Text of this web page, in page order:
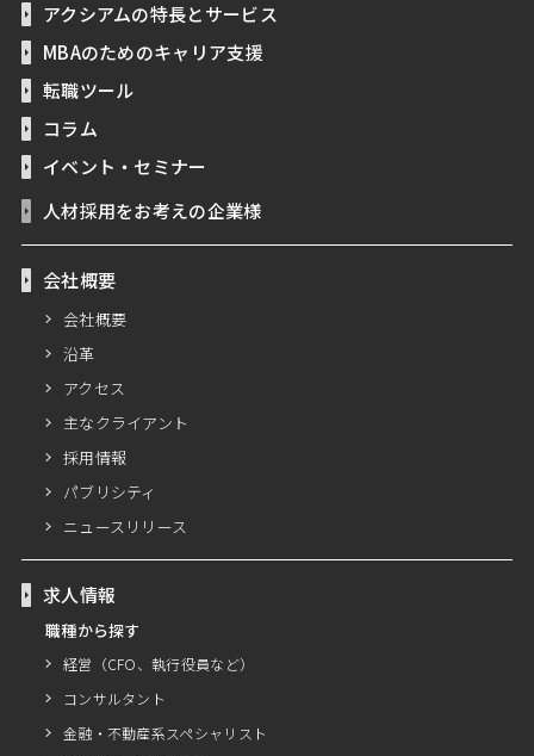
アクシアムの特長とサービス
MBAのためのキャリア支援
転職ツール
コラム
イベント・セミナー
人材採用をお考えの企業様
会社概要
会社概要
沿革
アクセス
主なクライアント
採用情報
パブリシティ
ニュースリリース
求人情報
職種から探す
経営（CFO、執行役員など）
コンサルタント
金融・不動産系スペシャリスト